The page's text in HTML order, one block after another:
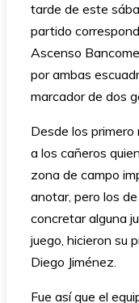
tarde de este
partido
Ascenso
por ambas
marcador de dos
Desde los
a los cañeros
zona de campo
anotar, pero los
concretar alguna
juego, hicieron su
Diego Jiménez.
Fue así que el